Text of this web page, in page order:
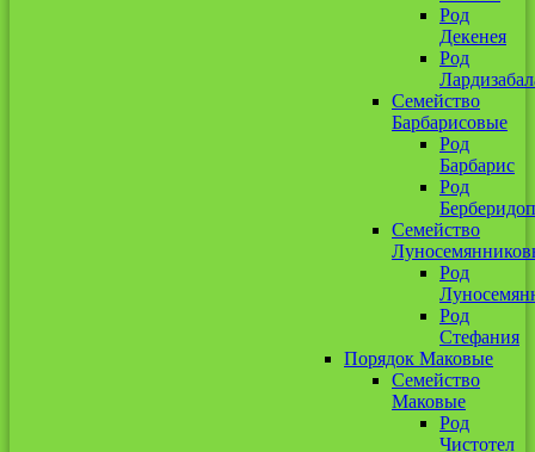
Род
Декенея
Род
Семейство
Барбарисовые
Род
Барбарис
Род
Семейство
Род
Род
Стефания
Порядок Маковые
Семейство
Маковые
Род
Чистотел